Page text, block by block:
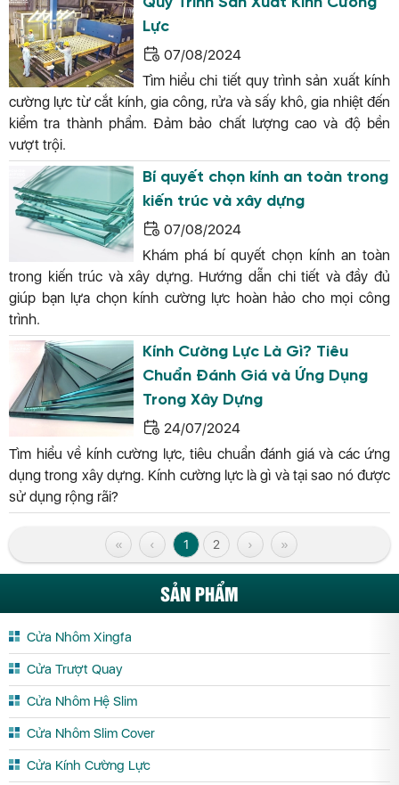
Quy Trình Sản Xuất Kính Cường
Lực
07/08/2024
Tìm hiểu chi tiết quy trình sản xuất kính
cường lực từ cắt kính, gia công, rửa và sấy khô, gia nhiệt đến
kiểm tra thành phẩm. Đảm bảo chất lượng cao và độ bền
vượt trội.
Bí quyết chọn kính an toàn trong
kiến trúc và xây dựng
07/08/2024
Khám phá bí quyết chọn kính an toàn
trong kiến trúc và xây dựng. Hướng dẫn chi tiết và đầy đủ
giúp bạn lựa chọn kính cường lực hoàn hảo cho mọi công
trình.
Kính Cường Lực Là Gì? Tiêu
Chuẩn Đánh Giá và Ứng Dụng
Trong Xây Dựng
24/07/2024
Tìm hiểu về kính cường lực, tiêu chuẩn đánh giá và các ứng
dụng trong xây dựng. Kính cường lực là gì và tại sao nó được
sử dụng rộng rãi?
« ‹ 1 2 › »
SẢN PHẨM
Cửa Nhôm Xingfa
Cửa Trượt Quay
Cửa Nhôm Hệ Slim
Cửa Nhôm Slim Cover
Cửa Kính Cường Lực